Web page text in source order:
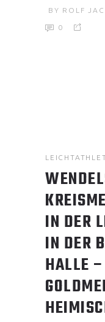
BY ROLF
0
IN DER
IN DER
HALLE